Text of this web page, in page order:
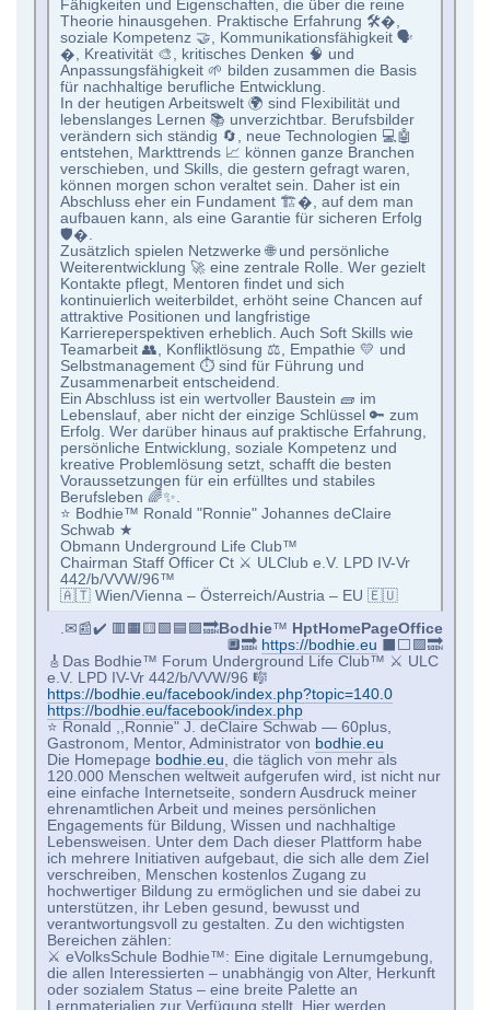
Fähigkeiten und Eigenschaften, die über die reine
Theorie hinausgehen. Praktische Erfahrung 🛠�,
soziale Kompetenz 🤝, Kommunikationsfähigkeit 🗣
�, Kreativität 🎨, kritisches Denken 🧠 und
Anpassungsfähigkeit 🌱 bilden zusammen die Basis
für nachhaltige berufliche Entwicklung.
In der heutigen Arbeitswelt 🌍 sind Flexibilität und
lebenslanges Lernen 📚 unverzichtbar. Berufsbilder
verändern sich ständig 🔄, neue Technologien 💻🤖
entstehen, Markttrends 📈 können ganze Branchen
verschieben, und Skills, die gestern gefragt waren,
können morgen schon veraltet sein. Daher ist ein
Abschluss eher ein Fundament 🏗�, auf dem man
aufbauen kann, als eine Garantie für sicheren Erfolg
🛡�.
Zusätzlich spielen Netzwerke 🌐 und persönliche
Weiterentwicklung 🚀 eine zentrale Rolle. Wer gezielt
Kontakte pflegt, Mentoren findet und sich
kontinuierlich weiterbildet, erhöht seine Chancen auf
attraktive Positionen und langfristige
Karriereperspektiven erheblich. Auch Soft Skills wie
Teamarbeit 👥, Konfliktlösung ⚖️, Empathie 💛 und
Selbstmanagement ⏱️ sind für Führung und
Zusammenarbeit entscheidend.
Ein Abschluss ist ein wertvoller Baustein 🧱 im
Lebenslauf, aber nicht der einzige Schlüssel 🔑 zum
Erfolg. Wer darüber hinaus auf praktische Erfahrung,
persönliche Entwicklung, soziale Kompetenz und
kreative Problemlösung setzt, schafft die besten
Voraussetzungen für ein erfülltes und stabiles
Berufsleben 🌈✨.
⭐️ Bodhie™ Ronald "Ronnie" Johannes deClaire
Schwab ★
Obmann Underground Life Club™
Chairman Staff Officer Ct ⚔ ULClub e.V. LPD IV-Vr
442/b/VVW/96™
🇦🇹 Wien/Vienna – Österreich/Austria – EU 🇪🇺
.✉📰✔️ 🟥🟧🟨🟩🟦🟪🔜 Bodhie™ HptHomePageOffice
🔲🔜 https://bodhie.eu ⬛️⬜️🟪🔜
🎸Das Bodhie™ Forum Underground Life Club™ ⚔ ULC
e.V. LPD IV-Vr 442/b/VVW/96 🎼
https://bodhie.eu/facebook/index.php?topic=140.0
https://bodhie.eu/facebook/index.php
⭐️ Ronald ,,Ronnie" J. deClaire Schwab — 60plus,
Gastronom, Mentor, Administrator von bodhie.eu
Die Homepage bodhie.eu, die täglich von mehr als
120.000 Menschen weltweit aufgerufen wird, ist nicht nur
eine einfache Internetseite, sondern Ausdruck meiner
ehrenamtlichen Arbeit und meines persönlichen
Engagements für Bildung, Wissen und nachhaltige
Lebensweisen. Unter dem Dach dieser Plattform habe
ich mehrere Initiativen aufgebaut, die sich alle dem Ziel
verschreiben, Menschen kostenlos Zugang zu
hochwertiger Bildung zu ermöglichen und sie dabei zu
unterstützen, ihr Leben gesund, bewusst und
verantwortungsvoll zu gestalten. Zu den wichtigsten
Bereichen zählen:
⚔ eVolksSchule Bodhie™: Eine digitale Lernumgebung,
die allen Interessierten – unabhängig von Alter, Herkunft
oder sozialem Status – eine breite Palette an
Lernmaterialien zur Verfügung stellt. Hier werden